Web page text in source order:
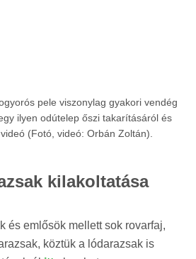
pele viszonylag gyakori vendég
ilyen odútelep őszi takarításáról és
(Fotó, videó: Orbán Zoltán).
kilakoltatása
és emlősök mellett sok rovarfaj,
köztük a lódarazsak is